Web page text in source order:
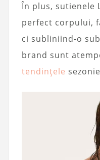
În plus, sutienele
perfect corpului,
ci subliniind-o
brand sunt
tendințele